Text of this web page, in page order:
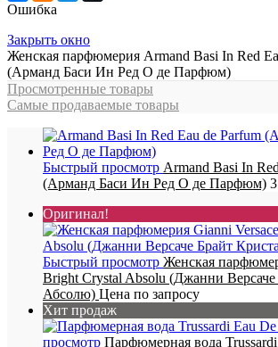
Ошибка
Закрыть окно
Женская парфюмерия Armand Basi In Red
(Арманд Баси Ин Ред О де Парфюм)
Просмотренные товары
Самые продаваемые товары
Быстрый просмотр Armand Basi In
(Арманд Баси Ин Ред О де Парфюм)
Оригинал!
Быстрый просмотр Женская
Bright Crystal Absolu (Джанни Версаче
Абсолю) Цена по запросу
Хит продаж
просмотр Парфюмерная вода